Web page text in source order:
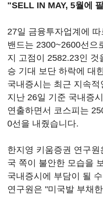
"SELL IN MAY, 5월에
27일 금융투자업계에
밴드는 2300~2600선으
지 고점이 2582.23인
승 기대 보단 하락에 대
국내증시는 최근 지속
지난 26일 기준 국내증
연출하면서 코스피는
0선을 내줬습니다.
한지영 키움증권 연구원
국 쪽이 불안한 모습을
국내증시에 부담이 될
연구원은 "미국발 부채